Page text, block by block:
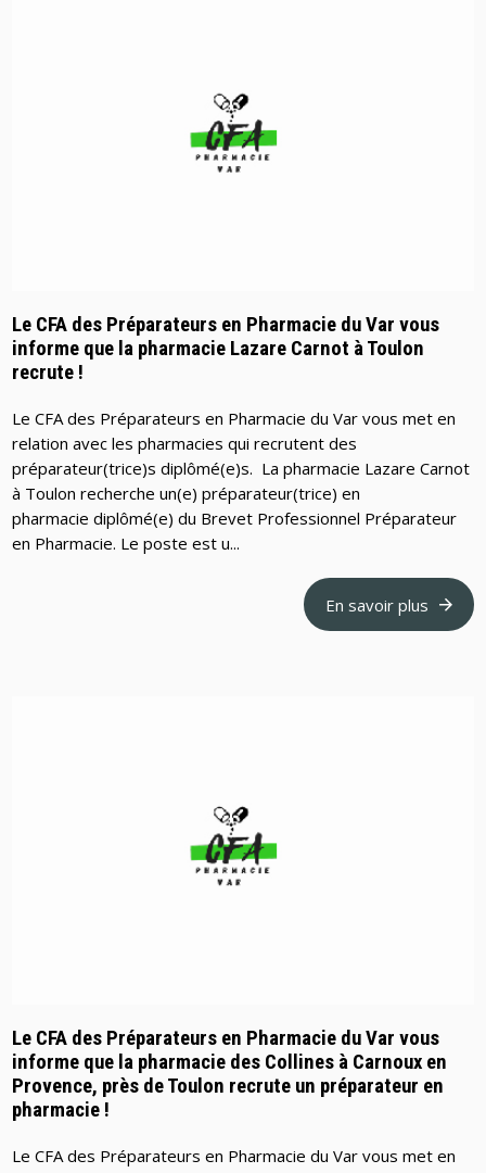
Le CFA des Préparateurs en Pharmacie du Var vous
informe que la pharmacie Lazare Carnot à Toulon
recrute !
Le CFA des Préparateurs en Pharmacie du Var vous met en
relation avec les pharmacies qui recrutent des
préparateur(trice)s diplômé(e)s. La pharmacie Lazare Carnot
à Toulon recherche un(e) préparateur(trice) en
pharmacie diplômé(e) du Brevet Professionnel Préparateur
en Pharmacie. Le poste est u...
En savoir plus
Le CFA des Préparateurs en Pharmacie du Var vous
informe que la pharmacie des Collines à Carnoux en
Provence, près de Toulon recrute un préparateur en
pharmacie !
Le CFA des Préparateurs en Pharmacie du Var vous met en